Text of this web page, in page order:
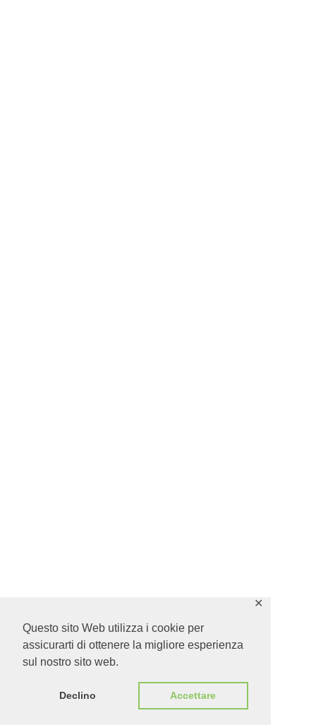
Questo sito Web utilizza i cookie per
assicurarti di ottenere la migliore esperienza
sul nostro sito web.
Declino Accettare
✕